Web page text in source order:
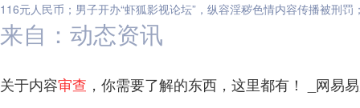
116元人民币；男子开办“虾狐影视论坛”，纵容淫秽色情内容传播被刑
来自：动态资讯
关于内容审查 ，你需要了解的东西，这里都有！ _网易